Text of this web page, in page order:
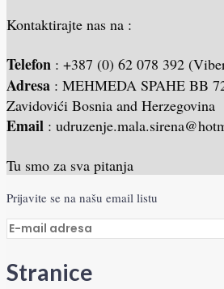
Kontaktirajte nas na :
Telefon : +387 (0) 62 078 392
Adresa : MEHMEDA SPAHE BB
Zavidovići Bosnia and Herzegovina
Email :
Tu smo za sva pitanja
Prijavite se na našu email listu
Stranice